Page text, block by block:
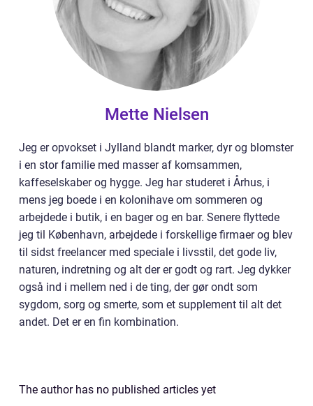
Mette Nielsen
Jeg er opvokset i Jylland blandt marker, dyr og blomster
i en stor familie med masser af komsammen,
kaffeselskaber og hygge. Jeg har studeret i Århus, i
mens jeg boede i en kolonihave om sommeren og
arbejdede i butik, i en bager og en bar. Senere flyttede
jeg til København, arbejdede i forskellige firmaer og blev
til sidst freelancer med speciale i livsstil, det gode liv,
naturen, indretning og alt der er godt og rart. Jeg dykker
også ind i mellem ned i de ting, der gør ondt som
sygdom, sorg og smerte, som et supplement til alt det
andet. Det er en fin kombination.
The author has no published articles yet